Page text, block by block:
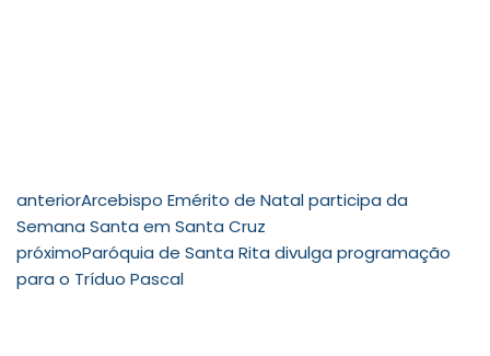
anteriorArcebispo Emérito de Natal participa da
Semana Santa em Santa Cruz
próximoParóquia de Santa Rita divulga programação
para o Tríduo Pascal